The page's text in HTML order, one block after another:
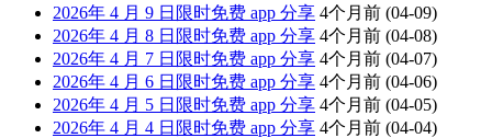
2026年 4 月 9 日限时免费 app 分享 4个月前 (04-09)
2026年 4 月 8 日限时免费 app 分享 4个月前 (04-08)
2026年 4 月 7 日限时免费 app 分享 4个月前 (04-07)
2026年 4 月 6 日限时免费 app 分享 4个月前 (04-06)
2026年 4 月 5 日限时免费 app 分享 4个月前 (04-05)
2026年 4 月 4 日限时免费 app 分享 4个月前 (04-04)